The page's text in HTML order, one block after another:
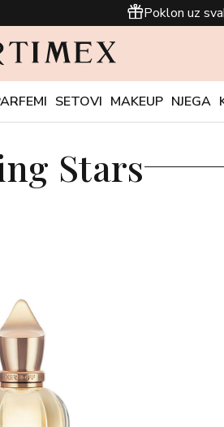
Poklon uz
SETOVI MAKEUP NJEGA
Stars